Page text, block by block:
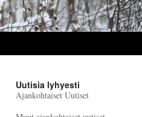
Uutisia lyhyesti
Ajankohtaiset Uutiset